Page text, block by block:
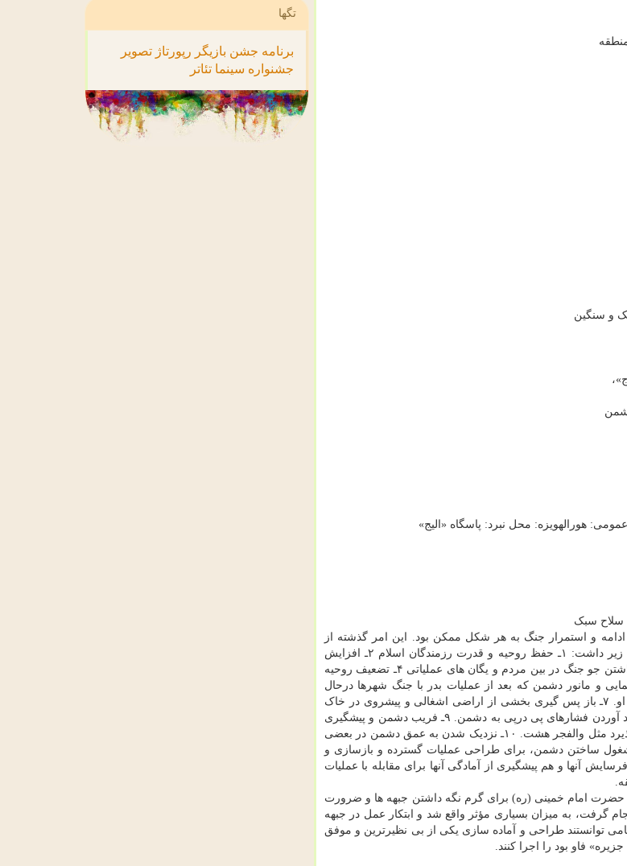
سلاح سبک
و استمرار جنگ به هر شکل ممکن بود. این امر گذشته از
دستاوردهای نظامی و صدمه پذیر کردن و انهدام دشمن، نتایج مهمی به شرح زیر داشت: ۱ـ حفظ روحیه و قدرت رزمندگان اسلام ۲ـ افزایش
انسجام یگان ها و پرورش کادر و افزودن به تجربیات جنگی آنها. ۳ـ گرم نگه داشتن جو جنگ در بین مردم و یگان های عملیاتی ۴ـ تضعیف روحیه
کشانیدن موضع قدرت نمایی و مانور دشمن که بعد از عملیات بدر با جنگ شهرها درحال
افزایش بود. ۶ ـ در انفعال قرار دادن دشمن و گرفتن مجال هرگونه پدافند از او. ۷ـ باز پس گیری بخشی از اراضی اشغالی و پیشروی در خاک
دشمن. ۸ ـ نشان دادن توانایی و قابلیت های نظامی جمهوری اسلامی برای وارد آوردن فشارهای پی درپی به دشمن. ۹ـ فریب دشمن و پیشگیری
از هوشیاری آن نسبت به عملیات های اصلی و گسترده که در آینده انجام می پذیرد مثل والفجر هشت. ۱۰ـ نزدیک شدن به عمق دشمن در بعضی
۱۱ـ بهره گیری از زمان و مشغول ساختن دشمن، برای طراحی عملیات گسترده و بازسازی و
و فرسایش آنها و هم پیشگیری از آمادگی آنها برای مقابله با عملیات
در تابستان ۱۳۶۴ که بر اساس فرمان حضرت امام خمینی (ره) برای گرم نگه داشتن جبهه ها و ضرورت
به میزان بسیاری مؤثر واقع شد و ابتکار عمل در جبهه
توانستند طراحی و آماده سازی یکی از بی نظیرترین و موفق
تگها
برنامه جشن بازیگر رپورتاژ تصویر
جشنواره سینما تئاتر